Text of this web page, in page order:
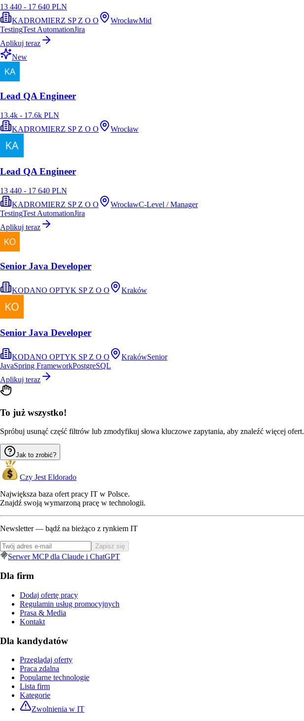
13 440 - 17 640 PLN
KADROMIERZ SP Z O O
WrocławMid
TestingTest AutomationJira
Aplikuj teraz
New
Lead QA Engineer
13.4k - 17.6k PLN
KADROMIERZ SP Z O O
Wrocław
Lead QA Engineer
13 440 - 17 640 PLN
KADROMIERZ SP Z O O
WrocławC-Level / Manager
TestingTest AutomationJira
Aplikuj teraz
Senior Java Developer
KODANO OPTYK SP Z O O Kraków
Senior Java Developer
KODANO OPTYK SP Z O O KrakówSenior
JavaSpring FrameworkPostgreSQL
Aplikuj teraz
To już wszystko!
Spróbuj usunąć część filtrów lub zmodyfikuj słowa kluczowe zapytania, aby znaleźć więcej ofert.
Jak to zrobić?
Czy Jest Eldorado
Największa baza ofert pracy IT w Polsce.
Znajdź swoją wymarzoną pracę w technologii.
Newsletter — bądź na bieżąco z rynkiem IT
Zapisz się
Serwer MCP dla Claude i ChatGPT
Dla firm
Dodaj ofertę pracy
Regulamin usług promocyjnych
Prasa & Media
Kontakt
Dla kandydatów
Przeglądaj oferty
Praca zdalna
Popularne technologie
Lista firm
Kategorie
Zwolnienia w IT